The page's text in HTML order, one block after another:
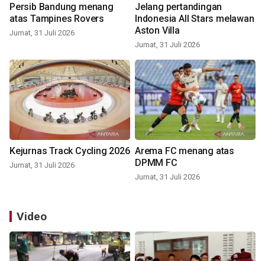
Persib Bandung menang
atas Tampines Rovers
Jumat, 31 Juli 2026
Jelang pertandingan
Indonesia All Stars melawan
Aston Villa
Jumat, 31 Juli 2026
Kejurnas Track Cycling 2026
Jumat, 31 Juli 2026
Arema FC menang atas
DPMM FC
Jumat, 31 Juli 2026
Video